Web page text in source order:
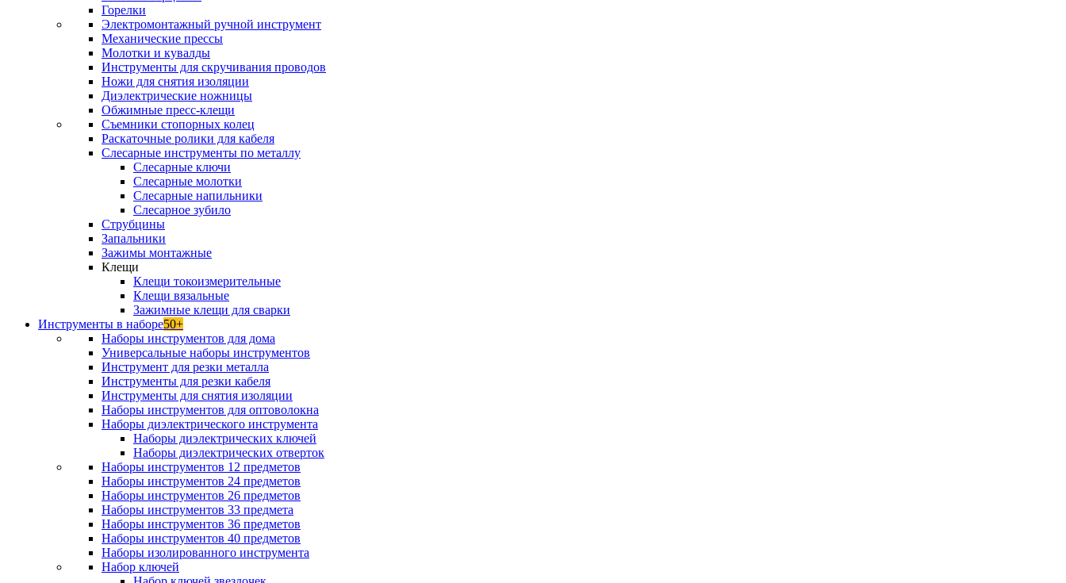
Горелки
Электромонтажный ручной инструмент
Механические прессы
Молотки и кувалды
Инструменты для скручивания проводов
Ножи для снятия изоляции
Диэлектрические ножницы
Обжимные пресс-клещи
Съемники стопорных колец
Раскаточные ролики для кабеля
Слесарные инструменты по металлу
Слесарные ключи
Слесарные молотки
Слесарные напильники
Слесарное зубило
Струбцины
Запальники
Зажимы монтажные
Клещи
Клещи токоизмерительные
Клещи вязальные
Зажимные клещи для сварки
Инструменты в наборе50+
Наборы инструментов для дома
Универсальные наборы инструментов
Инструмент для резки металла
Инструменты для резки кабеля
Инструменты для снятия изоляции
Наборы инструментов для оптоволокна
Наборы диэлектрического инструмента
Наборы диэлектрических ключей
Наборы диэлектрических отверток
Наборы инструментов 12 предметов
Наборы инструментов 24 предметов
Наборы инструментов 26 предметов
Наборы инструментов 33 предмета
Наборы инструментов 36 предметов
Наборы инструментов 40 предметов
Наборы изолированного инструмента
Набор ключей